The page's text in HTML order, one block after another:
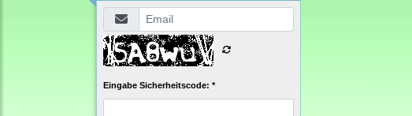
Eingabe Sicherheitscode: *